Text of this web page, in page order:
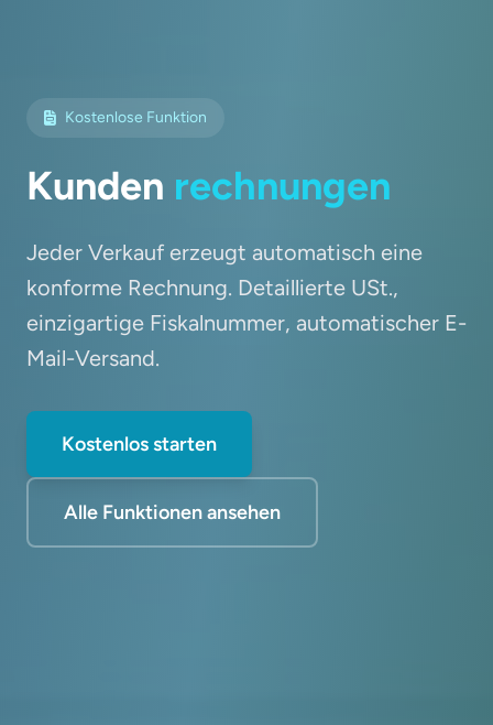
Kostenlose Funktion
Kunden rechnungen
Jeder Verkauf erzeugt automatisch eine
konforme Rechnung. Detaillierte USt.,
einzigartige Fiskalnummer, automatischer E-
Mail-Versand.
Kostenlos starten
Alle Funktionen ansehen